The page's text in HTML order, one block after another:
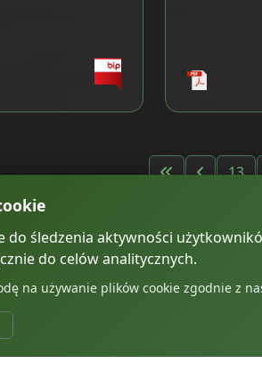
13
do śledzenia aktywności
do celów analitycznych.
na używanie plików cookie zgodnie z